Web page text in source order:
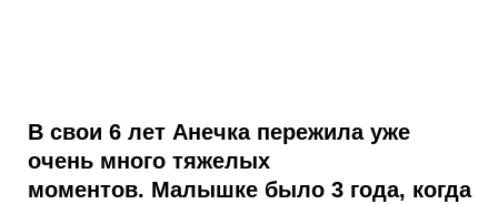
В свои 6 лет Анечка пережила уже
очень много тяжелых
моментов. Малышке было 3 года, когда